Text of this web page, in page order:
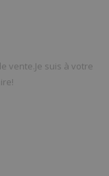
vente.Je suis à votre